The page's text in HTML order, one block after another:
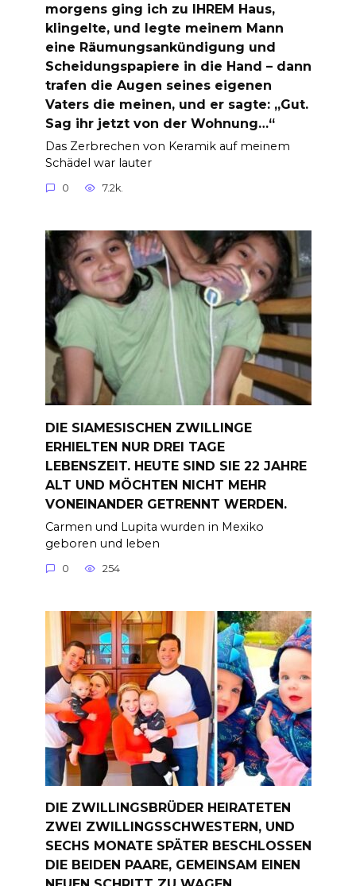
morgens ging ich zu IHREM Haus,
klingelte, und legte meinem Mann
eine Räumungsankündigung und
Scheidungspapiere in die Hand – dann
trafen die Augen seines eigenen
Vaters die meinen, und er sagte: „Gut.
Sag ihr jetzt von der Wohnung…“
Das Zerbrechen von Keramik auf meinem
Schädel war lauter
0 7.2k.
DIE SIAMESISCHEN ZWILLINGE
ERHIELTEN NUR DREI TAGE
LEBENSZEIT. HEUTE SIND SIE 22 JAHRE
ALT UND MÖCHTEN NICHT MEHR
VONEINANDER GETRENNT WERDEN.
Carmen und Lupita wurden in Mexiko
geboren und leben
0 254
DIE ZWILLINGSBRÜDER HEIRATETEN
ZWEI ZWILLINGSSCHWESTERN, UND
SECHS MONATE SPÄTER BESCHLOSSEN
DIE BEIDEN PAARE, GEMEINSAM EINEN